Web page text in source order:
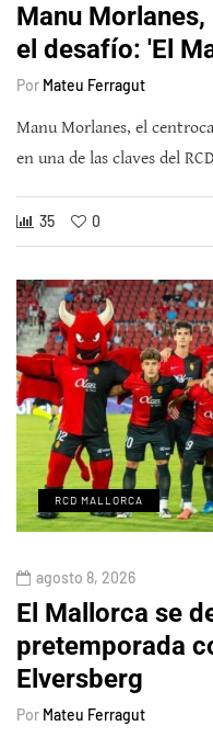
Manu
el desafío: 'El
Por Mateu Ferragut
Manu Morlanes, el
en una de las claves del
35 0
RCD MALLORCA
agosto 8, 2026
El Mallorca se
pretemporada
Elversberg
Por Mateu Ferragut